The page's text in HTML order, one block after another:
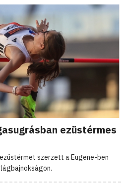
ezüstérmes
szerzett a Eugene-ben